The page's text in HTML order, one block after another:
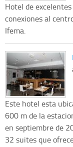
Hotel de
conexiones al
Ifema.
Este hotel esta
600 m de la
en septiembre de
32 suites que